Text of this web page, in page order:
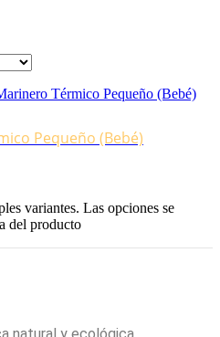
Pequeño (Bebé)
variantes. Las opciones se
del producto